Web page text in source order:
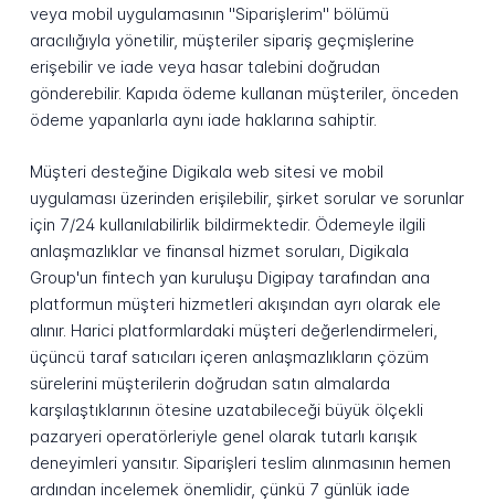
veya mobil uygulamasının "Siparişlerim" bölümü
aracılığıyla yönetilir, müşteriler sipariş geçmişlerine
erişebilir ve iade veya hasar talebini doğrudan
gönderebilir. Kapıda ödeme kullanan müşteriler, önceden
ödeme yapanlarla aynı iade haklarına sahiptir.
Müşteri desteğine Digikala web sitesi ve mobil
uygulaması üzerinden erişilebilir, şirket sorular ve sorunlar
için 7/24 kullanılabilirlik bildirmektedir. Ödemeyle ilgili
anlaşmazlıklar ve finansal hizmet soruları, Digikala
Group'un fintech yan kuruluşu Digipay tarafından ana
platformun müşteri hizmetleri akışından ayrı olarak ele
alınır. Harici platformlardaki müşteri değerlendirmeleri,
üçüncü taraf satıcıları içeren anlaşmazlıkların çözüm
sürelerini müşterilerin doğrudan satın almalarda
karşılaştıklarının ötesine uzatabileceği büyük ölçekli
pazaryeri operatörleriyle genel olarak tutarlı karışık
deneyimleri yansıtır. Siparişleri teslim alınmasının hemen
ardından incelemek önemlidir, çünkü 7 günlük iade